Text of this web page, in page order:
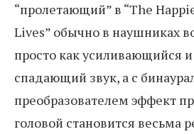
“пролетающий” в “The
Lives” обычно в наушниках
просто как усиливающийся
спадающий звук, а с
преобразователем эффект
головой становится весьма